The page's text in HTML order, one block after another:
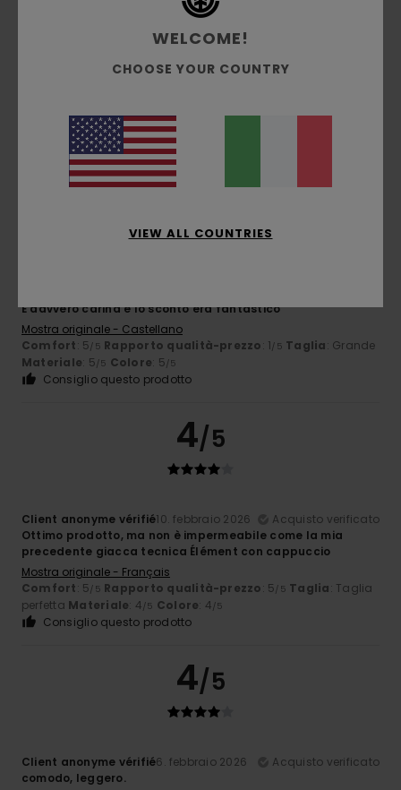
Troppo grande
È davvero carina e lo sconto era fantastico
Mostra originale - Castellano
Comfort: 5/5 Rapporto qualità-prezzo: 1/5 Taglia: Grande
Materiale: 5/5 Colore: 5/5
Consiglio questo prodotto
4/5
Client anonyme vérifié10. febbraio 2026
Acquisto verificato
Ottimo prodotto, ma non è impermeabile come la mia
precedente giacca tecnica Élément con cappuccio
Mostra originale - Français
Comfort: 5/5 Rapporto qualità-prezzo: 5/5 Taglia: Taglia
perfetta Materiale: 4/5 Colore: 4/5
Consiglio questo prodotto
4/5
Client anonyme vérifié6. febbraio 2026
Acquisto verificato
comodo, leggero.
WELCOME!
CHOOSE YOUR COUNTRY
VIEW ALL COUNTRIES